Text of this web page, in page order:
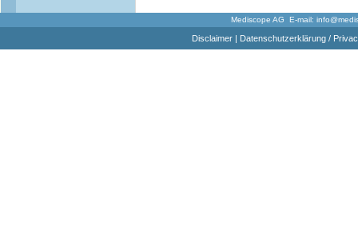
Mediscope AG E-mail:
Disclaimer| Datenschutzerklärung /